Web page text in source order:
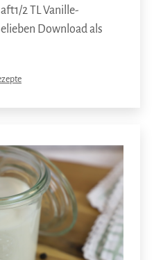
2 TL Vanille-
Download als